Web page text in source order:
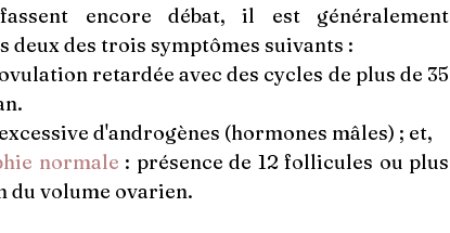
encore débat, il est généralement
deux des trois symptômes suivants :
retardée avec des cycles de plus de 35
d'androgènes (hormones mâles) ; et,
normale : présence de 12 follicules ou plus
du volume ovarien.